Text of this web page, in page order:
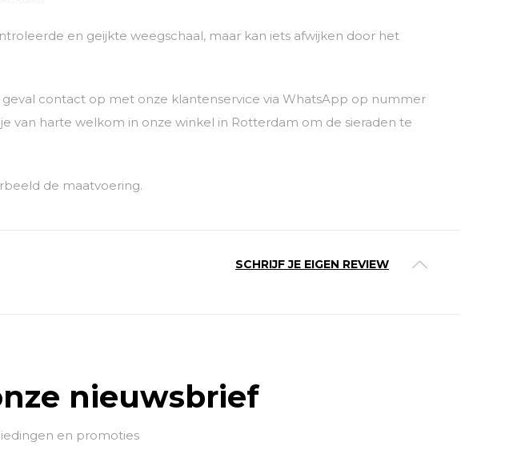
en geijkte weegschaal, maar kan iets afwijken door het
contact op met onze klantenservice via WhatsApp op nummer
van harte welkom in onze winkel in Rotterdam om de sieraden te
de maatvoering.
SCHRIJF JE EIGEN REVIEW
nieuwsbrief
en promoties